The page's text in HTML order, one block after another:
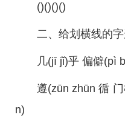
()()()()
二、给划横线的字
几(jī jǐ)乎 偏僻(pì
遵(zūn zhūn 循
n)